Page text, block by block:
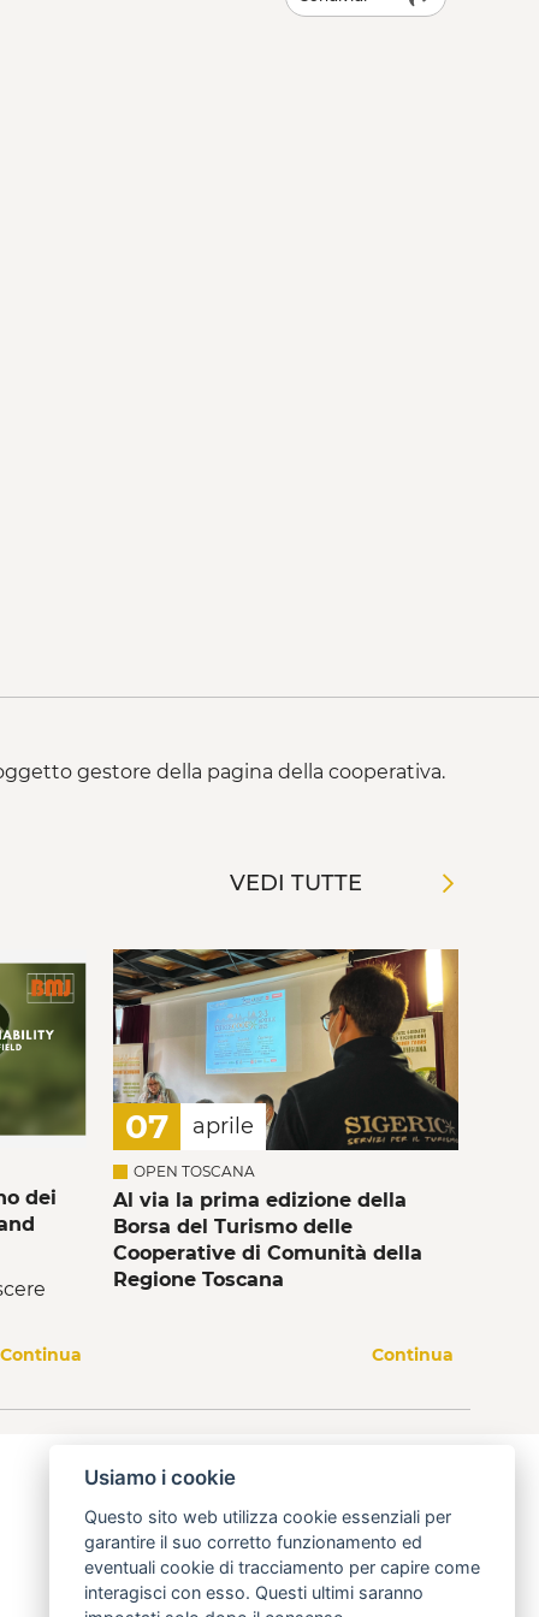
gestore della pagina della cooperativa.
VEDI TUTTE
dei
Continua
07 aprile
OPEN TOSCANA
Al via la prima edizione della
Borsa del Turismo delle
Cooperative di Comunità della
Regione Toscana
Continua
Usiamo i cookie
Questo sito web utilizza cookie essenziali per
garantire il suo corretto funzionamento ed
eventuali cookie di tracciamento per capire come
interagisci con esso. Questi ultimi saranno